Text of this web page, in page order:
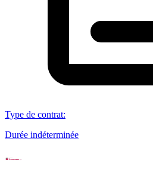
Type de contrat:
Durée indéterminée